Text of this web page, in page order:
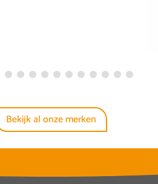
Bekijk al onze merken